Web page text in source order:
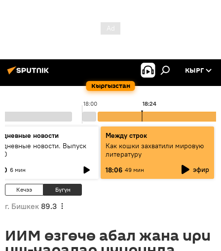
Кыргызстан
КЫРГ
18:00 18:24
новости
новости. Выпуск
6 мин
Между строк
Как кошки захватили мировую
литературу
18:06 49 мин эфир
Кечээ Бүгүн
г. Бишкек 89.3
ИИМ өзгөчө абал жана ири